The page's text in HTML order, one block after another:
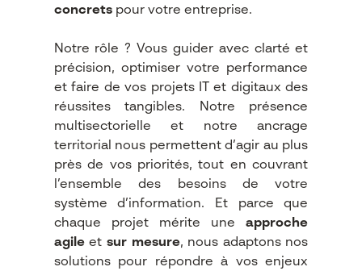
concretspour votre entreprise.
Notre rôle ? Vous guider avec clarté et
précision, optimiser votre performance
et faire de vos projets IT et digitaux des
réussites tangibles. Notre présence
multisectorielle et notre ancrage
territorial nous permettent d’agir au plus
près de vos priorités, tout en couvrant
l’ensemble des besoins de votre
système d’information. Et parce que
chaque projet mérite uneapproche
agileet sur mesure, nous adaptons nos
solutions pour répondre à vos enjeux